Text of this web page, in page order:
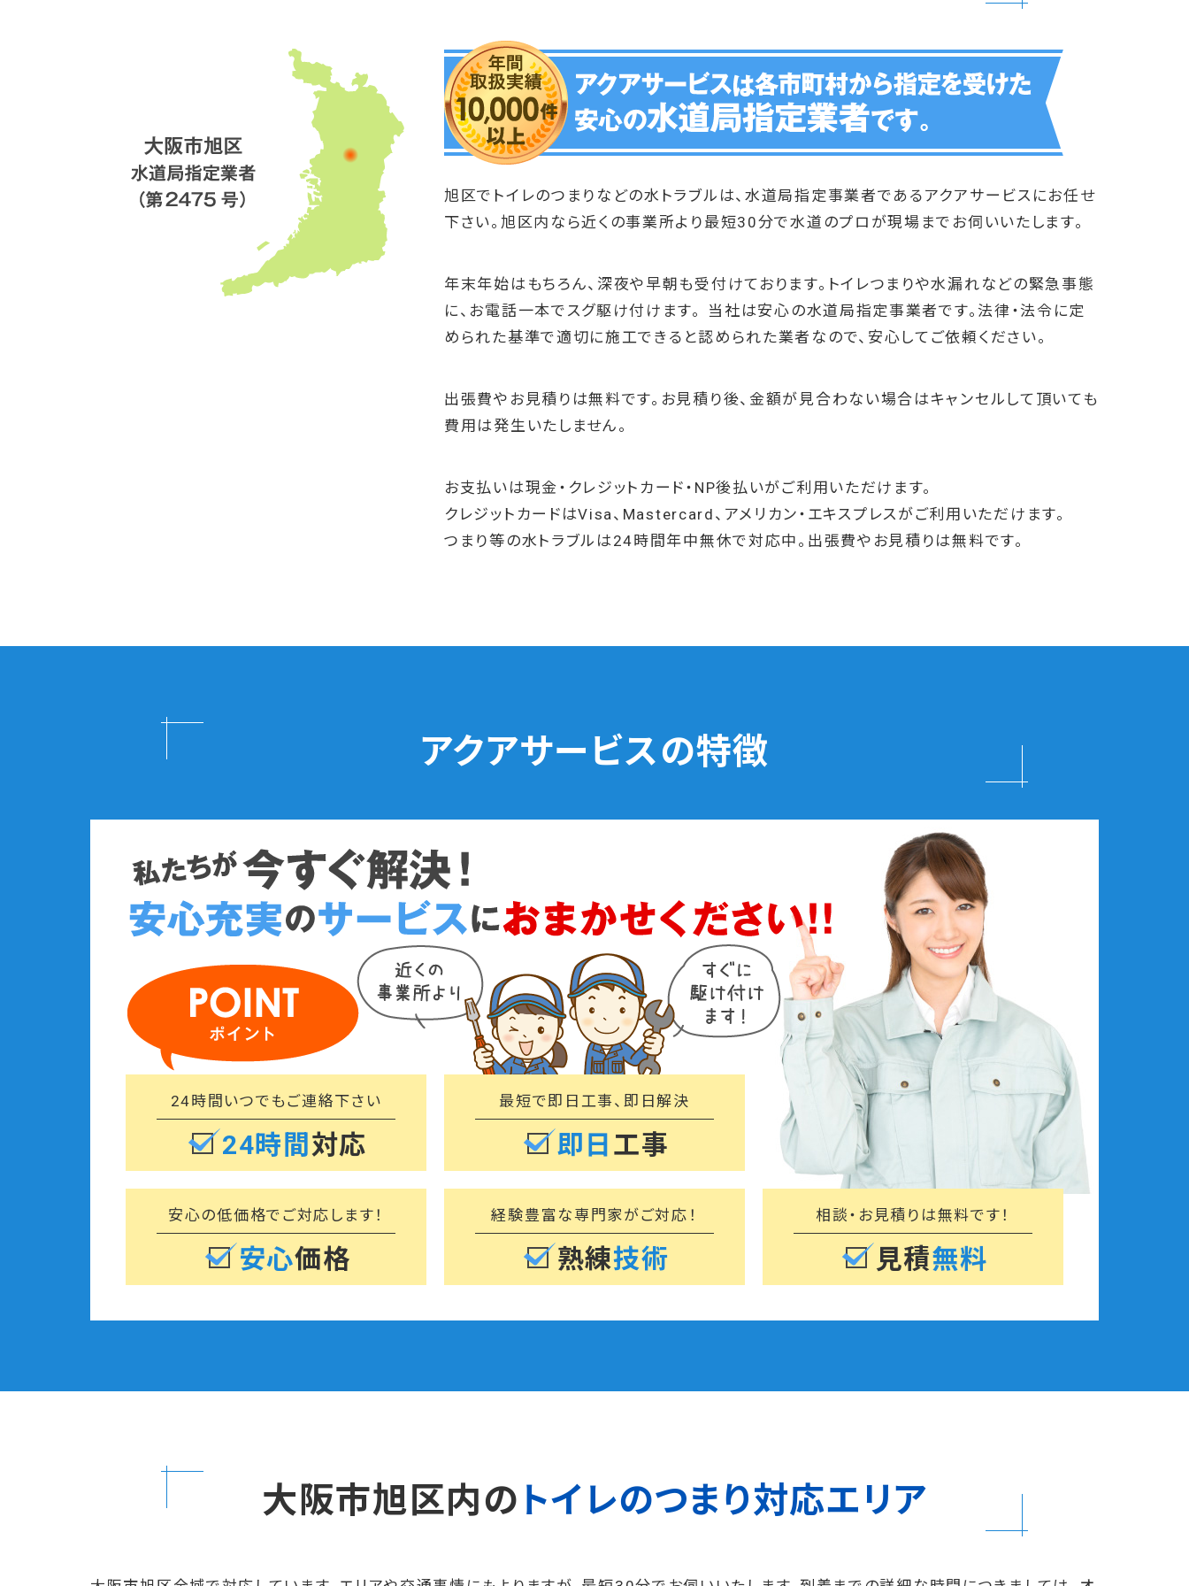
旭区でトイレのつまりなどの水トラブルは、水道局指定事業者であるアクアサービスにお任せ
下さい。旭区内なら近くの事業所より最短30分で水道のプロが現場までお伺いいたします。
年末年始はもちろん、深夜や早朝も受付けております。トイレつまりや水漏れなどの緊急事態
に、お電話一本でスグ駆け付けます。 当社は安心の水道局指定事業者です。法律・法令に定
められた基準で適切に施工できると認められた業者なので、安心してご依頼ください。
出張費やお見積りは無料です。お見積り後、金額が見合わない場合はキャンセルして頂いても
費用は発生いたしません。
お支払いは現金・クレジットカード・NP後払いがご利用いただけます。
クレジットカードはVisa、Mastercard、アメリカン・エキスプレスがご利用いただけます。
つまり等の水トラブルは24時間年中無休で対応中。出張費やお見積りは無料です。
アクアサービスの特徴
24時間 対応
24時間いつでもご連絡下さい
即日 工事
最短で即日工事、即日解決
安心価格
安心の低価格で ご対応します！
熟練技術
経験豊富な専門家がご対応！
見積無料
相談・お見積りは無料です！
大阪市旭区内の トイレのつまり対応エリア